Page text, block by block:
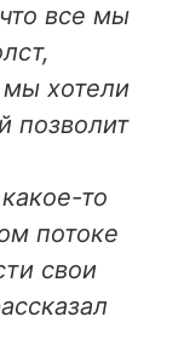
все мы
хотели
позволит
то
потоке
свои